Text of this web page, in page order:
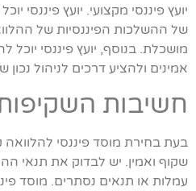
יועץ פיננסי מקצועי. יועץ פיננסי
של ההשלכות הפיננסיות של
מושכלת. בנוסף, יועץ פיננסי יוכל
אמינים ולהציע דרכים לניהול
חשיבות
בעת בחירת מוסד פיננסי
שקוף ואמין. יש לבדוק את תנאי
עמלות או תנאים נסתרים. מוסד